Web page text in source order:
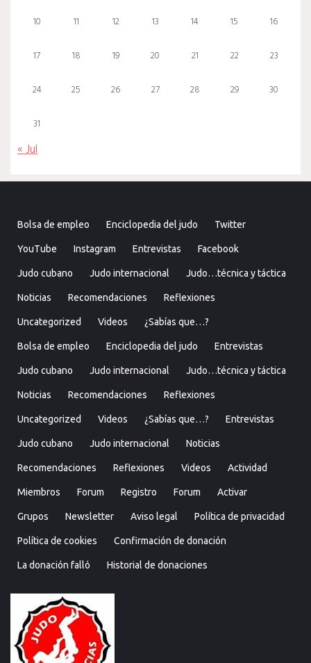
10 11 12 13 14 15 16
17 18 19 20 21 22 23
24 25 26 27 28 29 30
31
« Jul
Bolsa de empleo Enciclopedia del judo Twitter
YouTube Instagram Entrevistas Facebook
Judo cubano Judo internacional Judo…técnica y táctica
Noticias Recomendaciones Reflexiones
Uncategorized Videos ¿Sabías que…?
Bolsa de empleo Enciclopedia del judo Entrevistas
Judo cubano Judo internacional Judo…técnica y táctica
Noticias Recomendaciones Reflexiones
Uncategorized Videos ¿Sabías que…? Entrevistas
Judo cubano Judo internacional Noticias
Recomendaciones Reflexiones Videos Actividad
Miembros Forum Registro Forum Activar
Grupos Newsletter Aviso legal Política de privacidad
Política de cookies Confirmación de donación
La donación falló Historial de donaciones